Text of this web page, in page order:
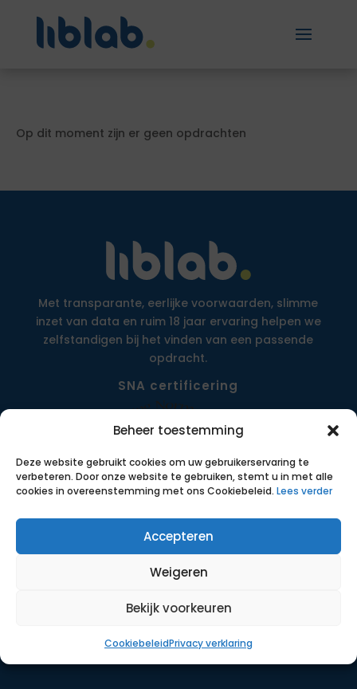
Beheer toestemming
Deze website gebruikt cookies om uw gebruikerservaring te
verbeteren. Door onze website te gebruiken, stemt u in met alle
cookies in overeenstemming met ons Cookiebeleid. Lees verder
Accepteren
Weigeren
Bekijk voorkeuren
CookiebeleidPrivacy verklaring
Op dit moment zijn er geen opdrachten
Met transparante, eerlijke voorwaarden, slimme
inzet van data en ruim 18 jaar ervaring helpen we
zelfstandigen bij het vinden van een passende
opdracht.
SNA certificering
Opdrachten
Werkwijze
Contact